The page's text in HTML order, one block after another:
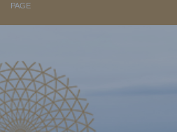
PAGE